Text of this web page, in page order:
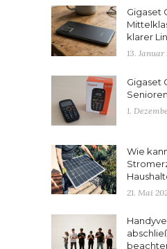
Gigaset
klarer
13. Januar
Gigaset
1.
Wie
21. Mai